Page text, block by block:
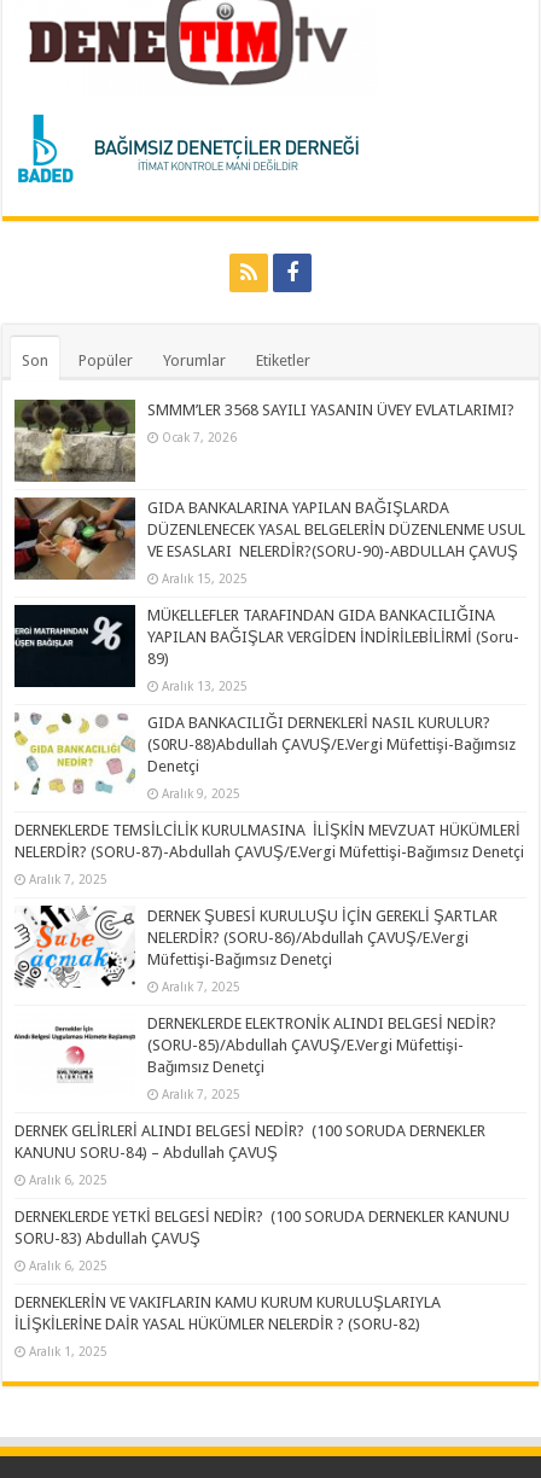
Son Popüler Yorumlar Etiketler
SMMM’LER 3568 SAYILI YASANIN ÜVEY EVLATLARIMI?
Ocak 7, 2026
GIDA BANKALARINA YAPILAN BAĞIŞLARDA
DÜZENLENECEK YASAL BELGELERİN DÜZENLENME USUL
VE ESASLARI NELERDİR?(SORU-90)-ABDULLAH ÇAVUŞ
Aralık 15, 2025
MÜKELLEFLER TARAFINDAN GIDA BANKACILIĞINA
YAPILAN BAĞIŞLAR VERGİDEN İNDİRİLEBİLİRMİ (Soru-
89)
Aralık 13, 2025
GIDA BANKACILIĞI DERNEKLERİ NASIL KURULUR?
(S0RU-88)Abdullah ÇAVUŞ/E.Vergi Müfettişi-Bağımsız
Denetçi
Aralık 9, 2025
DERNEKLERDE TEMSİLCİLİK KURULMASINA İLİŞKİN MEVZUAT HÜKÜMLERİ
NELERDİR? (SORU-87)-Abdullah ÇAVUŞ/E.Vergi Müfettişi-Bağımsız Denetçi
Aralık 7, 2025
DERNEK ŞUBESİ KURULUŞU İÇİN GEREKLİ ŞARTLAR
NELERDİR? (SORU-86)/Abdullah ÇAVUŞ/E.Vergi
Müfettişi-Bağımsız Denetçi
Aralık 7, 2025
DERNEKLERDE ELEKTRONİK ALINDI BELGESİ NEDİR?
(SORU-85)/Abdullah ÇAVUŞ/E.Vergi Müfettişi-
Bağımsız Denetçi
Aralık 7, 2025
DERNEK GELİRLERİ ALINDI BELGESİ NEDİR? (100 SORUDA DERNEKLER
KANUNU SORU-84) – Abdullah ÇAVUŞ
Aralık 6, 2025
DERNEKLERDE YETKİ BELGESİ NEDİR? (100 SORUDA DERNEKLER KANUNU
SORU-83) Abdullah ÇAVUŞ
Aralık 6, 2025
DERNEKLERİN VE VAKIFLARIN KAMU KURUM KURULUŞLARIYLA
İLİŞKİLERİNE DAİR YASAL HÜKÜMLER NELERDİR ? (SORU-82)
Aralık 1, 2025